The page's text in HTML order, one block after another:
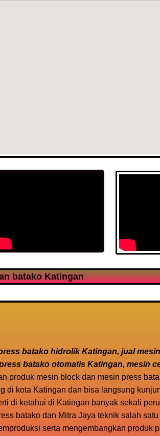
batako Katingan
batako hidrolik Katingan, jual
batako otomatis Katingan, mesin
produk mesin block dan mesin press
di kota Katingan dan bisa langsung
di ketahui di Katingan banyak sekali
batako dan Mitra Jaya teknik salah satu
serta mengembangkan produk